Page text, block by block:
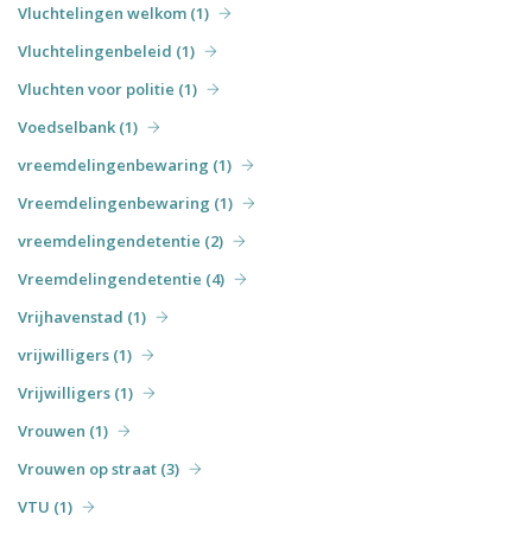
Vluchtelingen welkom (1)
Vluchtelingenbeleid (1)
Vluchten voor politie (1)
Voedselbank (1)
vreemdelingenbewaring (1)
Vreemdelingenbewaring (1)
vreemdelingendetentie (2)
Vreemdelingendetentie (4)
Vrijhavenstad (1)
vrijwilligers (1)
Vrijwilligers (1)
Vrouwen (1)
Vrouwen op straat (3)
VTU (1)